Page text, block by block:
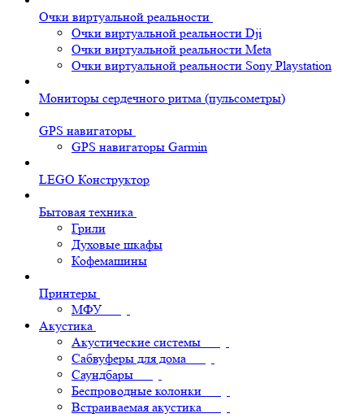
Очки виртуальной реальности
Очки виртуальной реальности Dji
Очки виртуальной реальности Meta
Очки виртуальной реальности Sony Playstation
Мониторы сердечного ритма (пульсометры)
GPS навигаторы
GPS навигаторы Garmin
LEGO Конструктор
Бытовая техника
Грили
Духовые шкафы
Кофемашины
Принтеры
МФУ
Акустика
Акустические системы
Сабвуферы для дома
Саундбары
Беспроводные колонки
Встраиваемая акустика